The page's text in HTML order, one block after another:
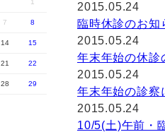
2015.05.24
臨時休診のお知
2015.05.24
年末年始の休診
2015.05.24
年末年始の診察
2015.05.24
10/5(土)午前・
1
7 8
14 15
21 22
28 29